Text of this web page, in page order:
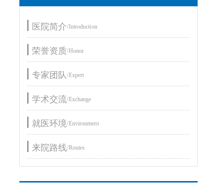
医院简介/Introduction
荣誉资质/Honor
专家团队/Expert
学术交流/Exchange
就医环境/Environment
来院路线/Routes